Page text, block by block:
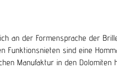
an der Formensprache der
sind eine
Manufaktur in den Dolomiten